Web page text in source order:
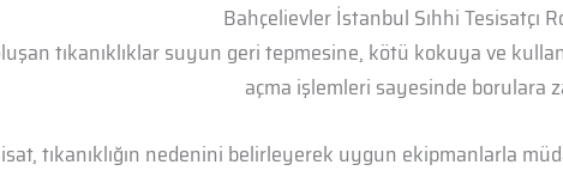
Bahçelievler İstanbul Sıhhi Tesisatçı
tıkanıklıklar suyun geri tepmesine, kötü kokuya ve
açma işlemleri sayesinde borulara
tıkanıklığın nedenini belirleyerek uygun ekipmanlarla